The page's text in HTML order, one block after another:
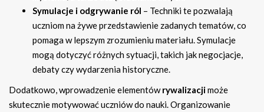
Symulacje i odgrywanie ról – Techniki te pozwalają
uczniom na żywe przedstawienie zadanych tematów, co
pomaga w lepszym zrozumieniu materiału. Symulacje
mogą dotyczyć różnych sytuacji, takich jak negocjacje,
debaty czy wydarzenia historyczne.
Dodatkowo, wprowadzenie elementówrywalizacjimoże
skutecznie motywować uczniów do nauki. Organizowanie